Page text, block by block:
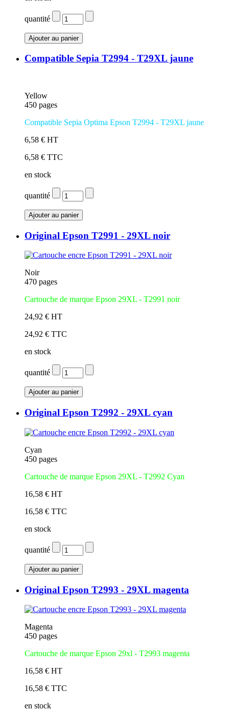
quantité
Compatible Sepia T2994 - T29XL jaune
Yellow
450 pages
Compatible Sepia Optima Epson T2994 - T29XL jaune
6,58 € HT
6,58 € TTC
en stock
quantité
Original Epson T2991 - 29XL noir
Noir
470 pages
Cartouche de marque Epson 29XL - T2991 noir
24,92 € HT
24,92 € TTC
en stock
quantité
Original Epson T2992 - 29XL cyan
Cyan
450 pages
Cartouche de marque Epson 29XL - T2992 Cyan
16,58 € HT
16,58 € TTC
en stock
quantité
Original Epson T2993 - 29XL magenta
Magenta
450 pages
Cartouche de marque Epson 29xl - T2993 magenta
16,58 € HT
16,58 € TTC
en stock